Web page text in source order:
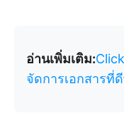
อ่านเพิ่มเติม:
จัดการเอกสารที่